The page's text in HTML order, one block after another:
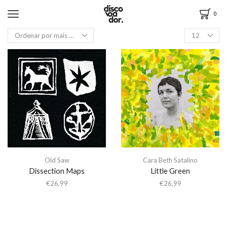
0
Old Saw
Dissection Maps
€26,99
Cara Beth Satalino
Little Green
€26,99